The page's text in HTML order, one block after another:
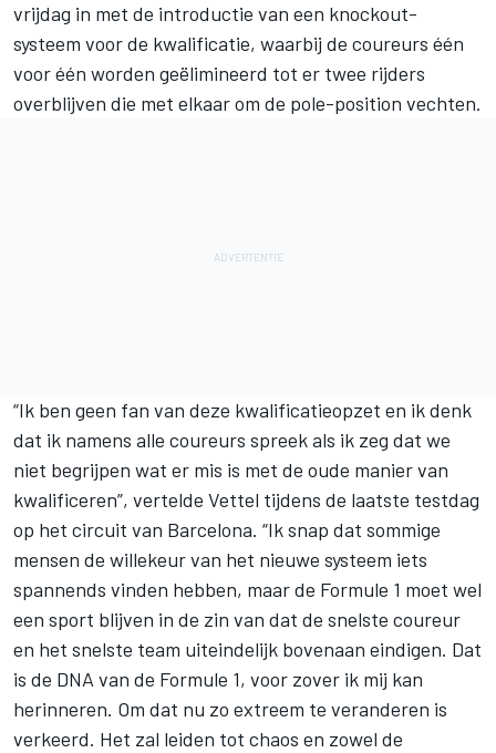
vrijdag in met de introductie van een knockout-
systeem voor de kwalificatie, waarbij de coureurs één
voor één worden geëlimineerd tot er twee rijders
overblijven die met elkaar om de pole-position vechten.
“Ik ben geen fan van deze kwalificatieopzet en ik denk
dat ik namens alle coureurs spreek als ik zeg dat we
niet begrijpen wat er mis is met de oude manier van
kwalificeren”, vertelde Vettel tijdens de laatste testdag
op het circuit van Barcelona. “Ik snap dat sommige
mensen de willekeur van het nieuwe systeem iets
spannends vinden hebben, maar de Formule 1 moet wel
een sport blijven in de zin van dat de snelste coureur
en het snelste team uiteindelijk bovenaan eindigen. Dat
is de DNA van de Formule 1, voor zover ik mij kan
herinneren. Om dat nu zo extreem te veranderen is
verkeerd. Het zal leiden tot chaos en zowel de